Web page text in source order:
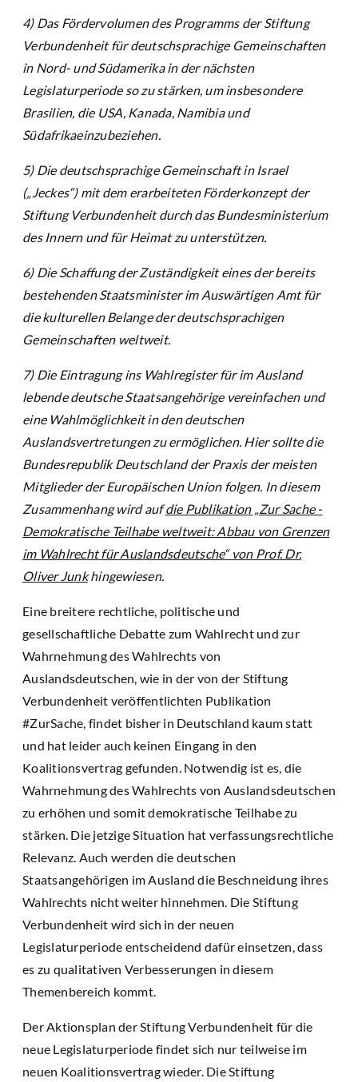
4) Das Fördervolumen des Programms der Stiftung
Verbundenheit für deutschsprachige Gemeinschaften
in Nord- und Südamerika in der nächsten
Legislaturperiode so zu stärken, um insbesondere
Brasilien, die USA, Kanada, Namibia und
Südafrikaeinzubeziehen.
5) Die deutschsprachige Gemeinschaft in Israel
(„Jeckes“) mit dem erarbeiteten Förderkonzept der
Stiftung Verbundenheit durch das Bundesministerium
des Innern und für Heimat zu unterstützen.
6) Die Schaffung der Zuständigkeit eines der bereits
bestehenden Staatsminister im Auswärtigen Amt für
die kulturellen Belange der deutschsprachigen
Gemeinschaften weltweit.
7) Die Eintragung ins Wahlregister für im Ausland
lebende deutsche Staatsangehörige vereinfachen und
eine Wahlmöglichkeit in den deutschen
Auslandsvertretungen zu ermöglichen. Hier sollte die
Bundesrepublik Deutschland der Praxis der meisten
Mitglieder der Europäischen Union folgen. In diesem
Zusammenhang wird aufdie Publikation „Zur Sache -
Demokratische Teilhabe weltweit: Abbau von Grenzen
im Wahlrecht für Auslandsdeutsche“ von Prof. Dr.
Oliver Junkhingewiesen.
Eine breitere rechtliche, politische und
gesellschaftliche Debatte zum Wahlrecht und zur
Wahrnehmung des Wahlrechts von
Auslandsdeutschen, wie in der von der Stiftung
Verbundenheit veröffentlichten Publikation
#ZurSache, findet bisher in Deutschland kaum statt
und hat leider auch keinen Eingang in den
Koalitionsvertrag gefunden. Notwendig ist es, die
Wahrnehmung des Wahlrechts von Auslandsdeutschen
zu erhöhen und somit demokratische Teilhabe zu
stärken. Die jetzige Situation hat verfassungsrechtliche
Relevanz. Auch werden die deutschen
Staatsangehörigen im Ausland die Beschneidung ihres
Wahlrechts nicht weiter hinnehmen. Die Stiftung
Verbundenheit wird sich in der neuen
Legislaturperiode entscheidend dafür einsetzen, dass
es zu qualitativen Verbesserungen in diesem
Themenbereich kommt.
Der Aktionsplan der Stiftung Verbundenheit für die
neue Legislaturperiode findet sich nur teilweise im
neuen Koalitionsvertrag wieder. Die Stiftung